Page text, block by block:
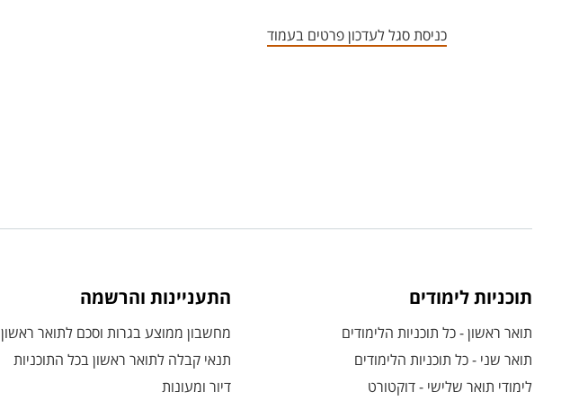
כניסת סגל לעדכון פרטים בעמוד
תוכניות לימודים
תואר ראשון - כל תוכניות הלימודים
תואר שני - כל תוכניות הלימודים
לימודי תואר שלישי - דוקטורט
התעניינות והרשמה
מחשבון ממוצע בגרות וסכם לתואר ראשון
תנאי קבלה לתואר ראשון בכל התוכניות
דיור ומעונות